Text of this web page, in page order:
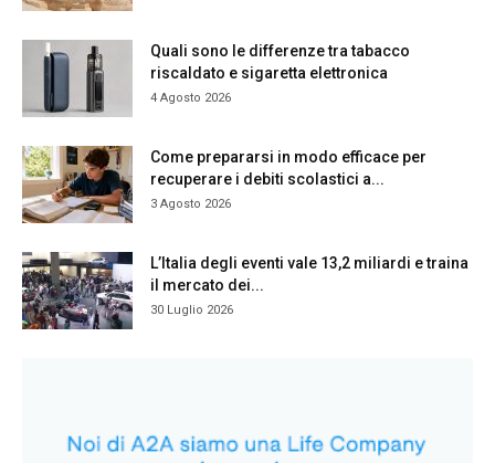
Quali sono le differenze tra tabacco
riscaldato e sigaretta elettronica
4 Agosto 2026
Come prepararsi in modo efficace per
recuperare i debiti scolastici a...
3 Agosto 2026
L’Italia degli eventi vale 13,2 miliardi e traina
il mercato dei...
30 Luglio 2026